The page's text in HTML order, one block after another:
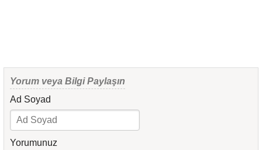
Yorum veya Bilgi Paylaşın
Ad Soyad
Yorumunuz